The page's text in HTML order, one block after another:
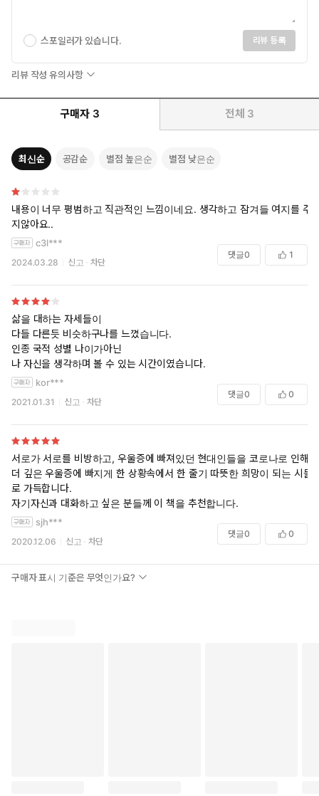
스포일러가 있습니다. 리뷰 등록
리뷰 작성 유의사항
구매자 3 전체 3
최신순 공감순 별점 높은순 별점 낮은순
내용이 너무 평범하고 직관적인 느낌이네요. 생각하고 잠겨들 여지를 주
지않아요..
c3l***
2024.03.28 신고 차단
댓글0 1
삶을 대하는 자세들이
다들 다른듯 비슷하구나를 느꼈습니다.
인종 국적 성별 나이가아닌
나 자신을 생각하며 볼 수 있는 시간이였습니다.
kor***
2021.01.31 신고 차단
댓글0 0
서로가 서로를 비방하고, 우울증에 빠져있던 현대인들을 코로나로 인해
더 깊은 우울증에 빠지게 한 상황속에서 한 줄기 따뜻한 희망이 되는 시들
로 가득합니다.
자기자신과 대화하고 싶은 분들께 이 책을 추천합니다.
sjh***
2020.12.06 신고 차단
댓글0 0
구매자 표시 기준은 무엇인가요?